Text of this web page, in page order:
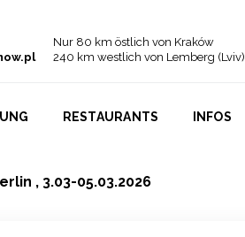
Nur 80 km östlich von Kraków
240 km westlich von Lemberg (Lviv)
RESTAURANTS INFOS
, 3.03-05.03.2026